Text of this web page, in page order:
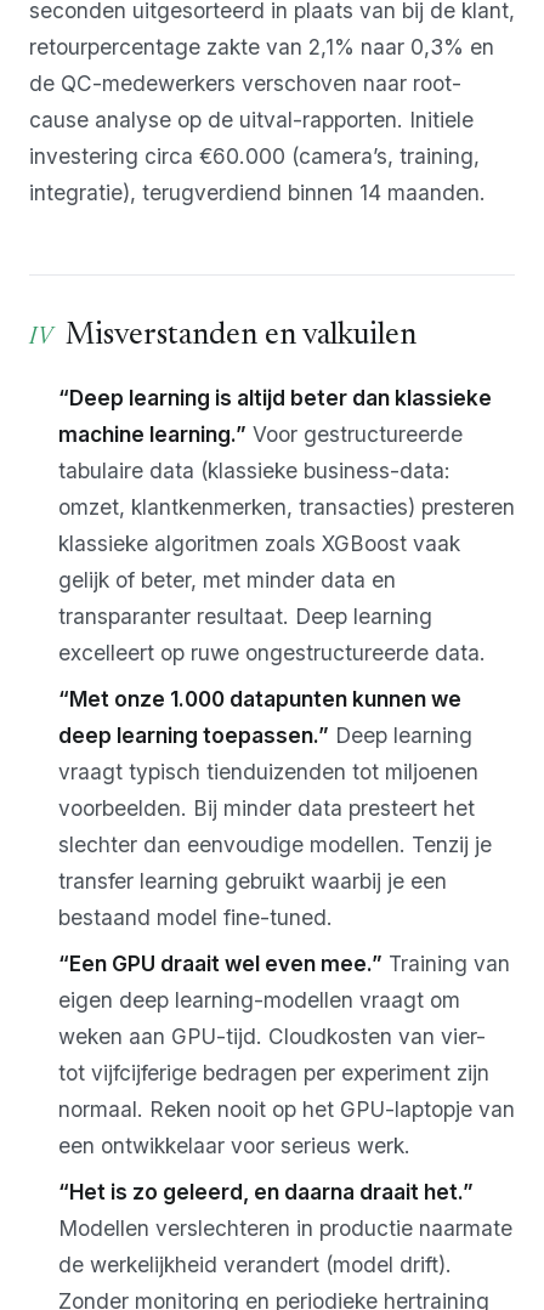
seconden uitgesorteerd in plaats van bij de klant,
retourpercentage zakte van 2,1% naar 0,3% en
de QC-medewerkers verschoven naar root-
cause analyse op de uitval-rapporten. Initiele
investering circa €60.000 (camera’s, training,
integratie), terugverdiend binnen 14 maanden.
Misverstanden en valkuilen
“Deep learning is altijd beter dan klassieke
machine learning.” Voor gestructureerde
tabulaire data (klassieke business-data:
omzet, klantkenmerken, transacties) presteren
klassieke algoritmen zoals XGBoost vaak
gelijk of beter, met minder data en
transparanter resultaat. Deep learning
excelleert op ruwe ongestructureerde data.
“Met onze 1.000 datapunten kunnen we
deep learning toepassen.” Deep learning
vraagt typisch tienduizenden tot miljoenen
voorbeelden. Bij minder data presteert het
slechter dan eenvoudige modellen. Tenzij je
transfer learning gebruikt waarbij je een
bestaand model fine-tuned.
“Een GPU draait wel even mee.” Training van
eigen deep learning-modellen vraagt om
weken aan GPU-tijd. Cloudkosten van vier-
tot vijfcijferige bedragen per experiment zijn
normaal. Reken nooit op het GPU-laptopje van
een ontwikkelaar voor serieus werk.
“Het is zo geleerd, en daarna draait het.”
Modellen verslechteren in productie naarmate
de werkelijkheid verandert (model drift).
Zonder monitoring en periodieke hertraining